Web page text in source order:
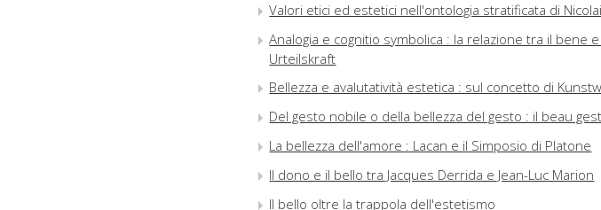
Valori etici ed estetici nell'ontologia stratificata di
Analogia e cognitio symbolica : la relazione tra il bene
Urteilskraft
Bellezza e avalutatività estetica : sul concetto di
Del gesto nobile o della bellezza del gesto : il beau
La bellezza dell'amore : Lacan e il Simposio di Platone
Il dono e il bello tra Jacques Derrida e Jean-Luc Marion
Il bello oltre la trappola dell'estetismo